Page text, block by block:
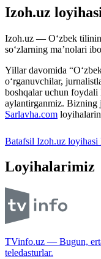
Izoh.uz
Izoh.uz — O‘zbek
so‘zlarning ma’nolari
Yillar davomida
o‘rganuvchilar,
boshqalar uchun foydali
aylantirganmiz. Bizning
Sarlavha.com
Batafsil Izoh.uz loyihasi
Loyihalarimiz
TVinfo.uz — Bugun,
teledasturlar.